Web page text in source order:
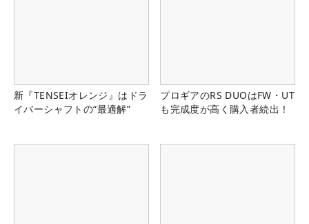
新『TENSEIオレンジ』はドラ
イバーシャフトの“最適解”
プロギアのRS DUOはFW・UT
も完成度が高く購入者続出！